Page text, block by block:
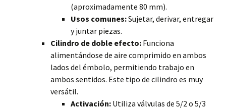
(aproximadamente 80 mm).
Usos comunes:Sujetar, derivar, entregar
y juntar piezas.
Cilindro de doble efecto: Funciona
alimentándose de aire comprimido en ambos
lados del émbolo, permitiendo trabajo en
ambos sentidos. Este tipo de cilindro es muy
versátil.
Activación: Utiliza válvulas de 5/2 o 5/3